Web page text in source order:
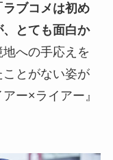
ラブコメは初め
とても面白か
地への手応えを
とがない姿が
ー×ライアー』